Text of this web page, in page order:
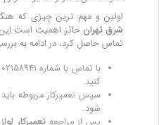
اولین و مهم ترین چیزی که
شرق تهران حائز اهمیت است این
تماس حاصل کرد، در ادامه به
کنید.
سپس تعمیرکار مربوطه
شود.
پس از مراجعه تعمیرکار